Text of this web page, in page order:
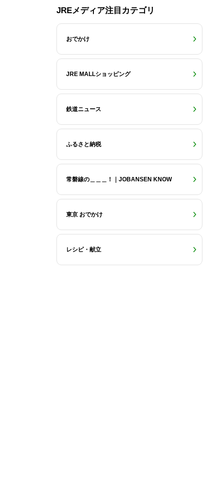
JREメディア注目カテゴリ
おでかけ
JRE MALLショッピング
鉄道ニュース
ふるさと納税
常磐線の＿＿＿！｜JOBANSEN KNOW
東京 おでかけ
レシピ・献立